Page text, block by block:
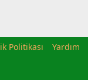
Politikası Yardım